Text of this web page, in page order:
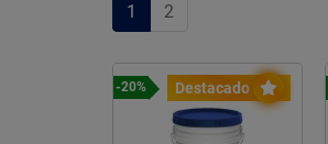
1 2
Destacado
-20%